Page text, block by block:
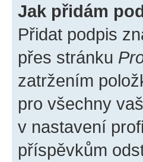
Jak přidám
Přidat podpis
přes stránku
zatržením
pro všechny
v nastavení
příspěvkům